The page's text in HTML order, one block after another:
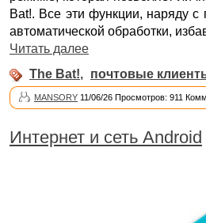
Bat!. Все эти функции, наряду
автоматической обработки,
Читать далее
The Bat!, почтовые
MANSORY 11/06/26 Просмотров: 911
Интернет и сеть Android